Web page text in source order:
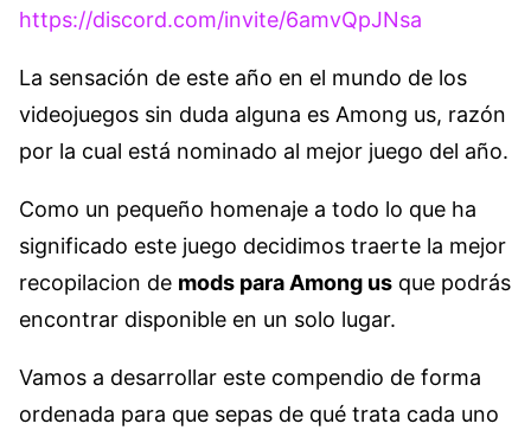
https://discord.com/invite/6amvQpJNsa
La sensación de este año en el mundo de los
videojuegos sin duda alguna es Among us, razón
por la cual está nominado al mejor juego del año.
Como un pequeño homenaje a todo lo que ha
significado este juego decidimos traerte la mejor
recopilacion de mods para Among us que podrás
encontrar disponible en un solo lugar.
Vamos a desarrollar este compendio de forma
ordenada para que sepas de qué trata cada uno